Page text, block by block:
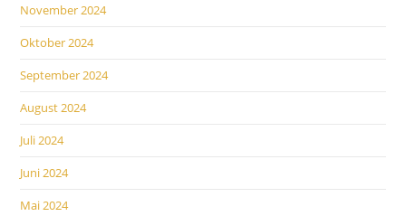
November 2024
Oktober 2024
September 2024
August 2024
Juli 2024
Juni 2024
Mai 2024